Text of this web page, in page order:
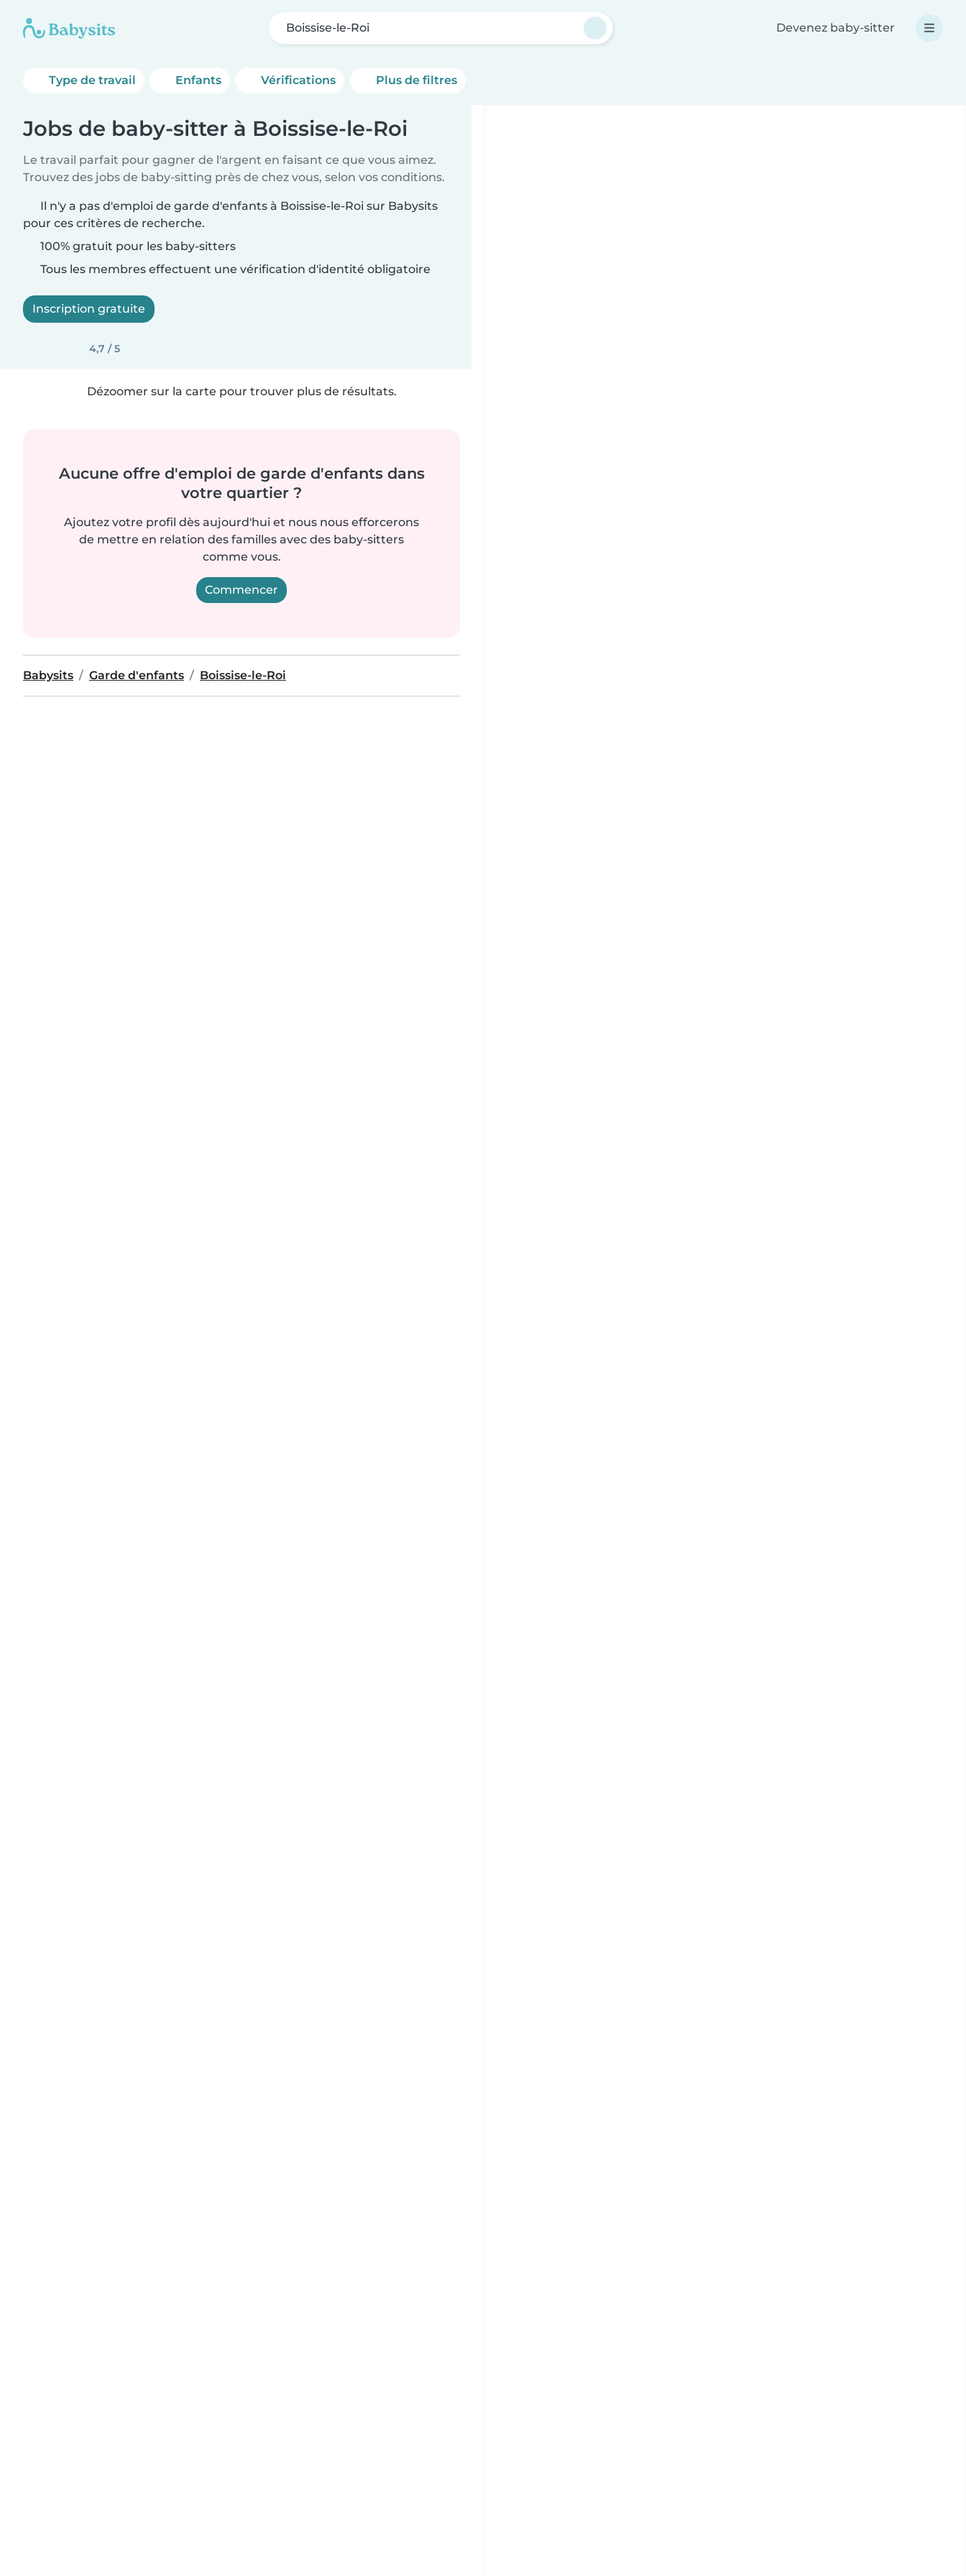
Boissise-le-Roi Devenez baby-sitter
Type de travail Enfants Vérifications Plus de filtres
Jobs de baby-sitter à Boissise-le-Roi
Le travail parfait pour gagner de l'argent en faisant ce que vous aimez.
Trouvez des jobs de baby-sitting près de chez vous, selon vos conditions.
Il n'y a pas d'emploi de garde d'enfants à Boissise-le-Roi sur Babysits
pour ces critères de recherche.
100% gratuit pour les baby-sitters
Tous les membres effectuent une vérification d'identité obligatoire
Inscription gratuite
4,7 / 5
Dézoomer sur la carte pour trouver plus de résultats.
Aucune offre d'emploi de garde d'enfants dans
votre quartier ?
Ajoutez votre profil dès aujourd'hui et nous nous efforcerons
de mettre en relation des familles avec des baby-sitters
comme vous.
Commencer
Babysits Garde d'enfants Boissise-le-Roi